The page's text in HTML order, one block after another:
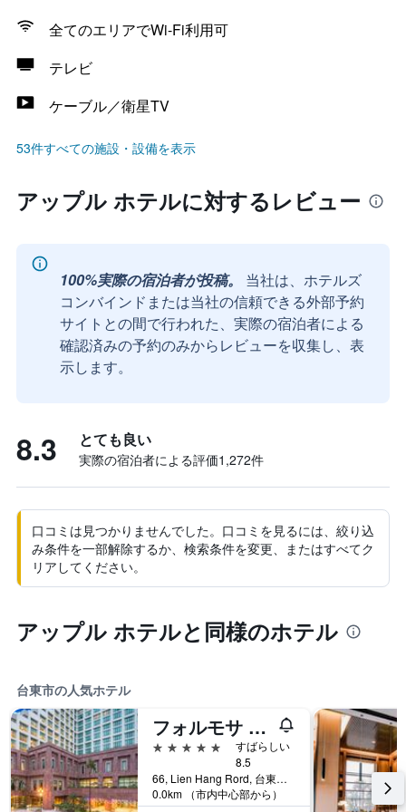
全てのエリアでWi-Fi利用可
テレビ
ケーブル／衛星TV
53件すべての施設・設備を表示
アップル ホテルに対するレビュー
100%実際の宿泊者が投稿。
当社は、ホテルズ
コンバインドまたは当社の信頼できる外部予約
サイトとの間で行われた、実際の宿泊者による
確認済みの予約のみからレビューを収集し、表
示します。
8.3 とても良い
実際の宿泊者による評価1,272​件
口コミは見つかりませんでした。口コミを見るには、絞り込
み条件を一部解除するか、検索条件を変更、またはすべてク
リアしてください。
アップル ホテルと同様のホテル
台東市の人気ホテル
フォルモサ ナルワン ホテル
5つ星
すばらしい
8.5
66, Lien Hang Rord, 台東市, 台湾
0.0km （市内中心部から）